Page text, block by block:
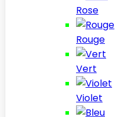
Rose
Rouge
Vert
Violet